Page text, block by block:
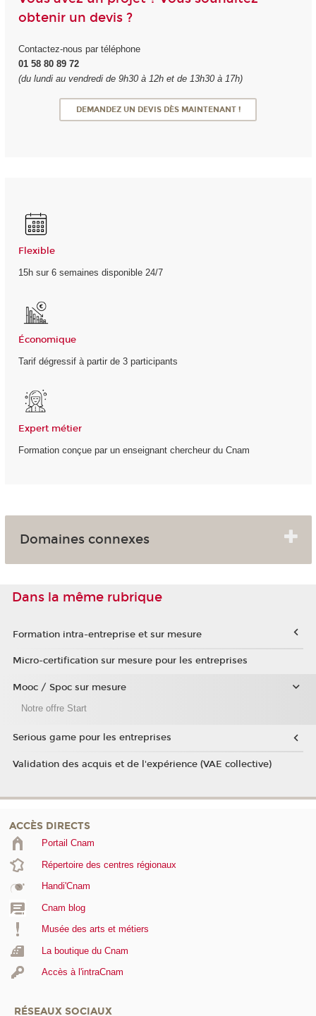
obtenir un devis ?
Contactez-nous par téléphone
01 58 80 89 72
(du lundi au vendredi de 9h30 à 12h et de 13h30 à 17h)
DEMANDEZ UN DEVIS DÈS MAINTENANT !
Flexible
15h sur 6 semaines disponible 24/7
Économique
Tarif dégressif à partir de 3 participants
Expert métier
Formation conçue par un enseignant chercheur du Cnam
Domaines connexes
Dans la même rubrique
Formation intra-entreprise et sur mesure
Micro-certification sur mesure pour les entreprises
Mooc / Spoc sur mesure
Notre offre Start
Serious game pour les entreprises
Validation des acquis et de l'expérience (VAE collective)
ACCÈS DIRECTS
Portail Cnam
Répertoire des centres régionaux
Handi'Cnam
Cnam blog
Musée des arts et métiers
La boutique du Cnam
Accès à l'intraCnam
RÉSEAUX SOCIAUX